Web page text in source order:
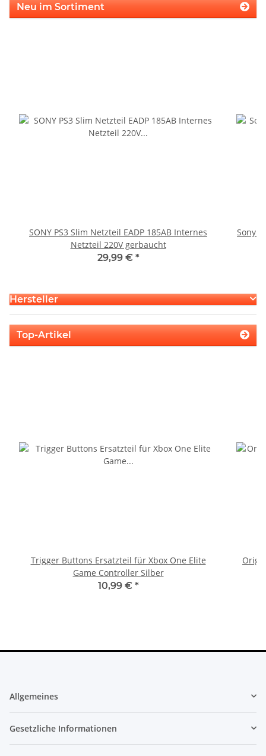
Neu im Sortiment
SONY PS3 Slim Netzteil EADP 185AB Internes
Netzteil 220V gerbaucht
29,99 € *
Sony
Hersteller
Top-Artikel
Trigger Buttons Ersatzteil für Xbox One Elite
Game Controller Silber
10,99 € *
Allgemeines
Gesetzliche Informationen